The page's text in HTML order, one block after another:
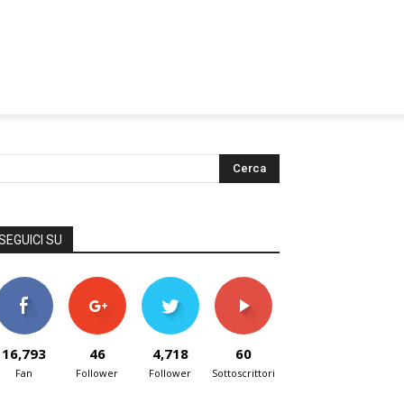
SU
16,793
Fan
46
Follower
4,718
Follower
60
Sottoscrittori